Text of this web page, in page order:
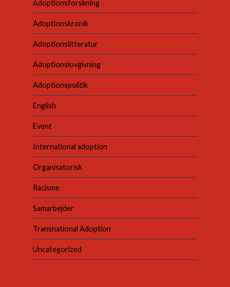
Adoptionsforskning
Adoptionskronik
Adoptionslitteratur
Adoptionslovgivning
Adoptionspolitik
English
Event
International adoption
Organisatorisk
Racisme
Samarbejder
Transnational Adoption
Uncategorized